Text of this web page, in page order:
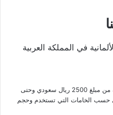
في المملكة العربية
يبدأ سعر المطبخ داخل المملكة من مبلغ 2500 ريال سعودي وحتى
حسب الخامات التي تستخدم وحجم